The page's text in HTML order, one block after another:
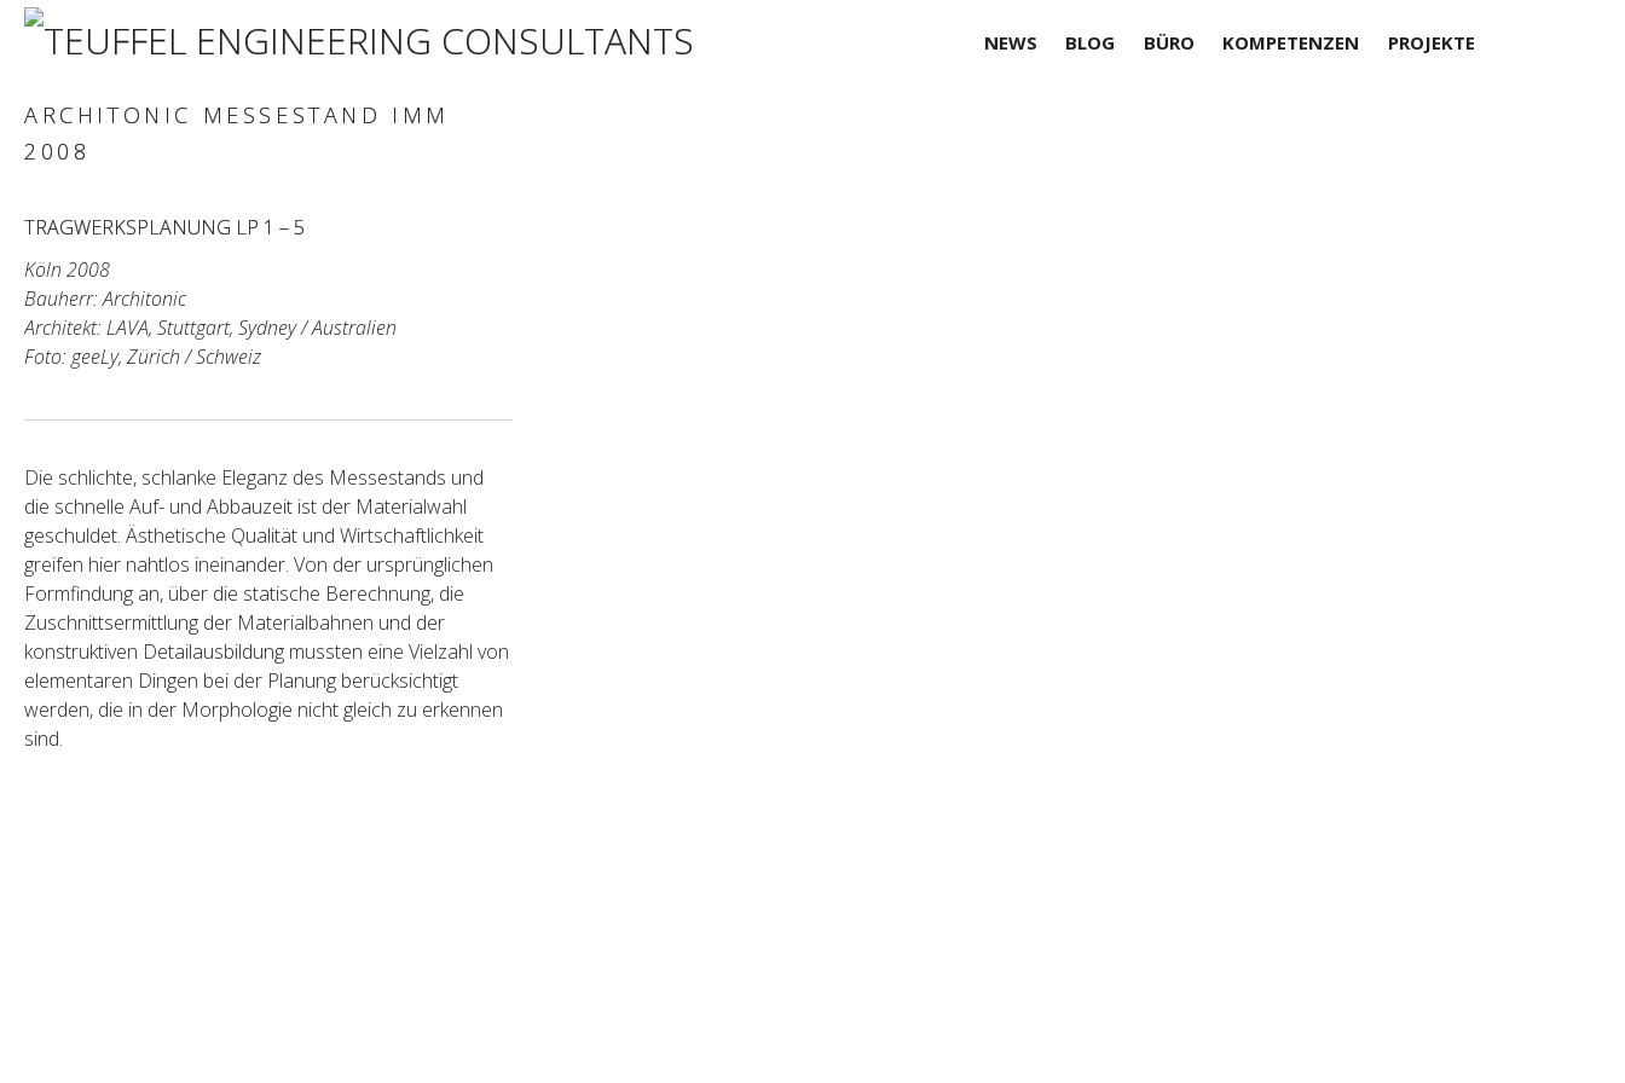
NEWS BLOG BÜRO KOMPETENZEN PROJEKTE
ARCHITONIC MESSESTAND IMM
2008
TRAGWERKSPLANUNG LP 1 – 5
Köln 2008
Bauherr: Architonic
Architekt: LAVA, Stuttgart, Sydney / Australien
Foto: geeLy, Zürich / Schweiz
Die schlichte, schlanke Eleganz des Messestands und
die schnelle Auf- und Abbauzeit ist der Materialwahl
geschuldet. Ästhetische Qualität und Wirtschaftlichkeit
greifen hier nahtlos ineinander. Von der ursprünglichen
Formfindung an, über die statische Berechnung, die
Zuschnittsermittlung der Materialbahnen und der
konstruktiven Detailausbildung mussten eine Vielzahl von
elementaren Dingen bei der Planung berücksichtigt
werden, die in der Morphologie nicht gleich zu erkennen
sind.